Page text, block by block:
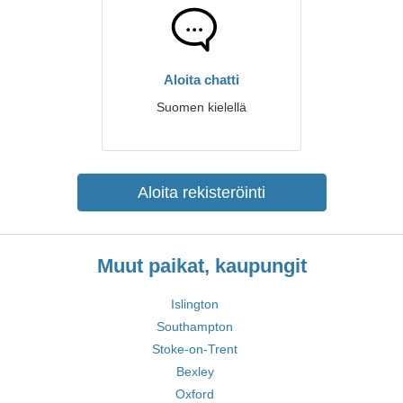
Aloita chatti
Suomen kielellä
Aloita rekisteröinti
Muut paikat, kaupungit
Islington
Southampton
Stoke-on-Trent
Bexley
Oxford